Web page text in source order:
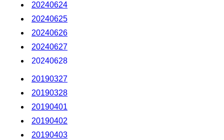
20240624
20240625
20240626
20240627
20240628
20240701
20240702
20240703
20240704
20240705
20190327
20190328
20190401
20190402
20190403